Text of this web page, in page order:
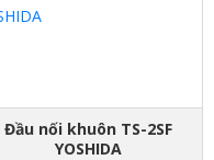
Đầu nối khuôn TS-2SF
YOSHIDA